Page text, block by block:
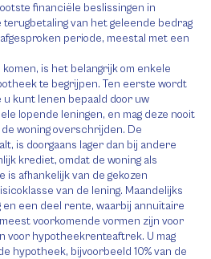
financiële beslissingen in
terugbetaling van het geleende bedrag
periode, meestal met een
is het belangrijk om enkele
te begrijpen. Ten eerste wordt
kunt lenen bepaald door uw
lopende leningen, en mag deze nooit
woning overschrijden. De
is doorgaans lager dan bij andere
krediet, omdat de woning als
afhankelijk van de gekozen
van de lening. Maandelijks
en een deel rente, waarbij annuïtaire
voorkomende vormen zijn voor
voor hypotheekrenteaftrek. U mag
hypotheek, bijvoorbeeld 10% van de